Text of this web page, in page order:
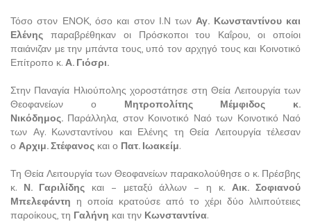
Τόσο στον ΕΝΟΚ, όσο και στον Ι.Ν τωνΑγ. Κωνσταντίνου και
Ελένης παραβρέθηκαν οι Πρόσκοποι του Καΐρου, οι οποίοι
παιάνιζαν με την μπάντα τους, υπό τον αρχηγό τους και Κοινοτικό
Επίτροπο κ. Α. Γιόσρι.
Στην Παναγία Ηλιούπολης χοροστάτησε στη Θεία Λειτουργία των
Θεοφανείων ο Μητροπολίτης Μέμφιδος κ.
Νικόδημος. Παράλληλα, στον Κοινοτικό Ναό των Κοινοτικό Ναό
των Αγ. Κωνσταντίνου και Ελένης τη Θεία Λειτουργία τέλεσαν
ο Αρχιμ. Στέφανος και ο Πατ. Ιωακείμ.
Τη Θεία Λειτουργία των Θεοφανείων παρακολούθησε ο κ. Πρέσβης
κ. Ν. Γαριλίδηςκαι – μεταξύ άλλων – η κ.Αικ. Σοφιανού
Μπελεφάντη η οποία κρατούσε από το χέρι δύο λιλιπούτειες
παροίκους, τη Γαλήνη και την Κωνσταντίνα.